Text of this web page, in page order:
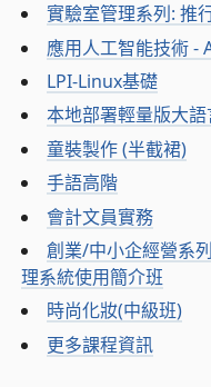
實驗室管理系列: 推
應用人工智能技術 -
LPI-Linux基礎
本地部署輕量版大
童裝製作 (半截裙)
手語高階
會計文員實務
創業/中小企經營系
理系統使用簡介班
時尚化妝(中級班)
更多課程資訊